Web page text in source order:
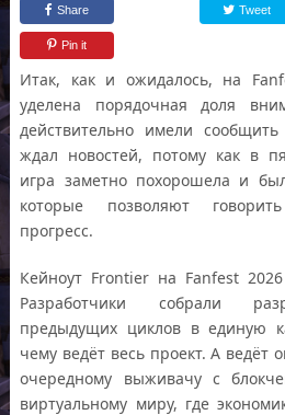
Share Tweet
Pin it
Итак, как и ожидалось, на
уделена порядочная доля
действительно имели
ждал новостей, потому как в
игра заметно похорошела и
которые позволяют
прогресс.
Кейноут Frontier на Fanfest
Разработчики собрали
предыдущих циклов в единую
чему ведёт весь проект. А ведёт
очередному выживачу с
виртуальному миру, где